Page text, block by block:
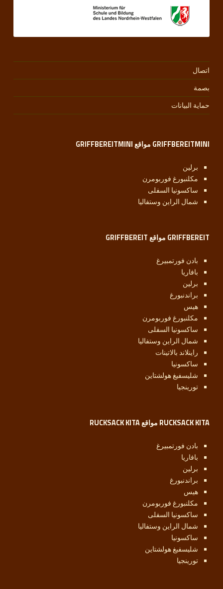
اتصال
بصمة
حماية البيانات
GRIFFBEREITMINI مواقع GRIFFBEREITMINI
برلين
مكلنبورغ فوربومرن
ساكسونيا السفلى
شمال الراين وستفاليا
GRIFFBEREIT مواقع GRIFFBEREIT
بادن فورتمبيرغ
بافاريا
برلين
براندنبورغ
هيس
مكلنبورغ فوربومرن
ساكسونيا السفلى
شمال الراين وستفاليا
راينلاند بالاتينات
ساكسونيا
شليسفيغ هولشتاين
تورينجيا
RUCKSACK KITA مواقع RUCKSACK KITA
بادن فورتمبيرغ
بافاريا
برلين
براندنبورغ
هيس
مكلنبورغ فوربومرن
ساكسونيا السفلى
شمال الراين وستفاليا
ساكسونيا
شليسفيغ هولشتاين
تورينجيا